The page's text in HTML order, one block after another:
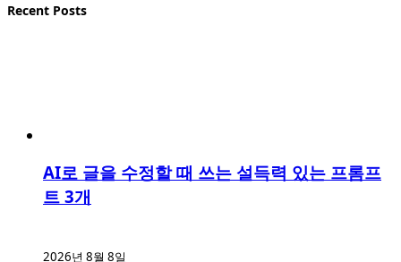
Recent Posts
AI로 글을 수정할 때 쓰는 설득력 있는 프롬프
트 3개
2026년 8월 8일